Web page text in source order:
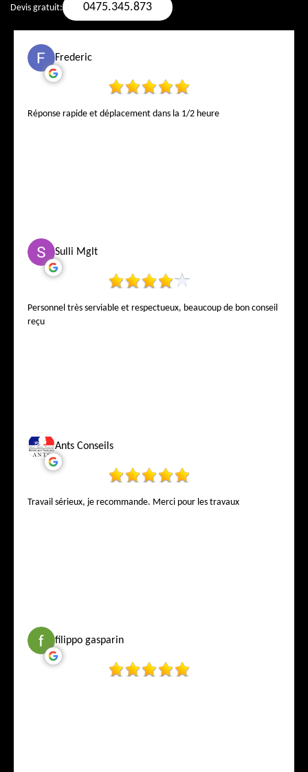
Devis gratuit: 0475.345.873
Frederic
Réponse rapide et déplacement dans la 1/2 heure
Sulli Mglt
Personnel très serviable et respectueux, beaucoup de bon conseil
reçu
Ants Conseils
Travail sérieux, je recommande. Merci pour les travaux
filippo gasparin